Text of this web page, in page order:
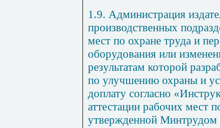
1.9. Администрация
производственных
мест по охране труда и
оборудования или
результатам которой
по улучшению охраны и
доплату согласно
аттестации рабочих мест
утвержденной Минтрудом